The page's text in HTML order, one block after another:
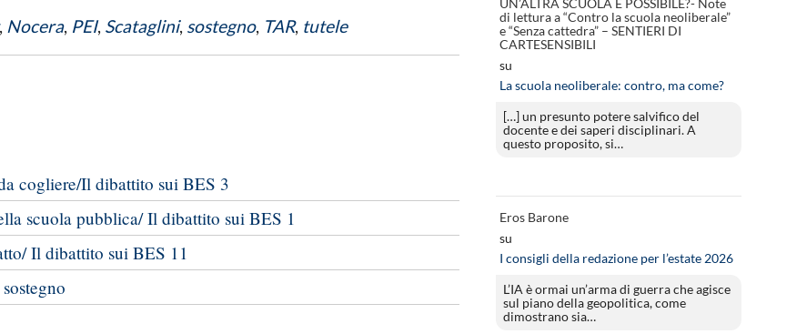
, Nocera, PEI, Scataglini, sostegno, TAR, tutele
cogliere/Il dibattito sui BES 3
scuola pubblica/ Il dibattito sui BES 1
Il dibattito sui BES 11
di lettura a “Contro la scuola neoliberale”
e “Senza cattedra” – SENTIERI DI
CARTESENSIBILI
su
La scuola neoliberale: contro, ma come?
[…] un presunto potere salvifico del
docente e dei saperi disciplinari. A
questo proposito, si…
Eros Barone
su
I consigli della redazione per l’estate 2026
L’IA è ormai un’arma di guerra che agisce
sul piano della geopolitica, come
dimostrano sia…